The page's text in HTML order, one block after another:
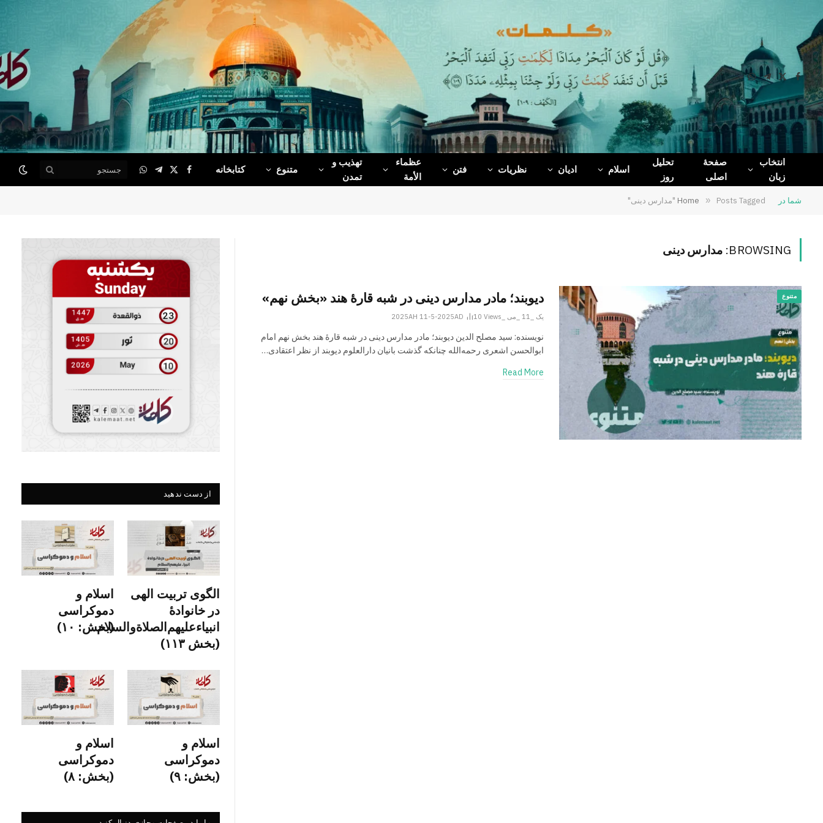
Facebook
X
(Twitter)
Telegram
WhatsApp
انتخاب
زبان
صفحۀ
اصلی
تحلیل
روز
اسلام ادیان نظریات فتن
عظماء‌
الأمة
تهذیب و
تمدن
متنوع کتابخانه Facebook
X
(Twitter)
Telegram
WhatsApp
شما در Home » Posts Tagged "مدارس دینی"
BROWSING: مدارس دینی
متنوع دیوبند؛ مادر مدارس دینی در شبه قارۀ هند «بخش نهم»
یک _11 _می _2025AH 11-5-2025AD 10Views
نویسنده: سید مصلح الدین دیوبند؛ مادر مدارس دینی در شبه قارۀ هند بخش نهم امام
ابوالحسن اشعری رحمه‌الله چنانکه گذشت بانیان دارالعلوم دیوبند از نظر اعتقادی…
Read More
از دست ندهید
الگوی تربیت الهی
در خانوادۀ
انبیاءعلیهم‌الصلاةو‌السلام
(بخش ۱۱۳)
اسلام و
دموکراسی
(بخش: ۱۰)
اسلام و
دموکراسی
(بخش: ۹)
اسلام و
دموکراسی
(بخش: ۸)